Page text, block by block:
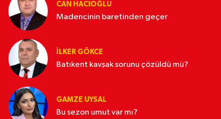
CAN HACIOĞLU
Madencinin baretinden geçer
İLKER GÖKCE
Batıkent kavşak sorunu çözüldü mü?
GAMZE UYSAL
Bu sezon umut var mı?